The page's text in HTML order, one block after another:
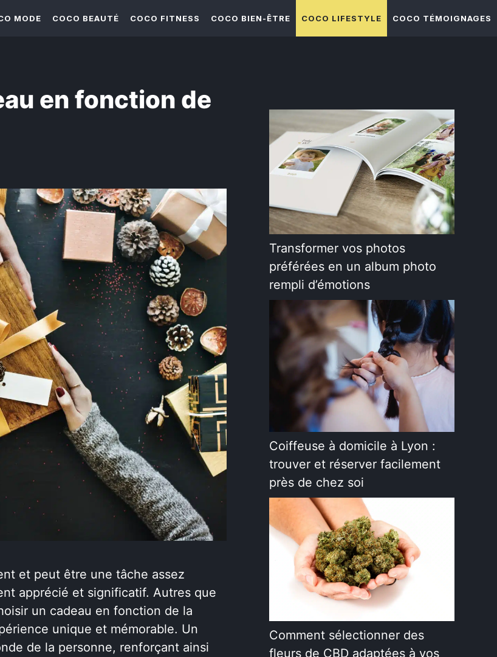
MODE COCO BEAUTÉ COCO FITNESS COCO BIEN-ÊTRE COCO LIFESTYLE COCO TÉMOIGNAGES
en fonction de
et peut être une tâche assez
apprécié et significatif. Autres que
un cadeau en fonction de la
unique et mémorable. Un
de la personne, renforçant ainsi
Transformer vos photos
préférées en un album photo
rempli d’émotions
Coiffeuse à domicile à Lyon :
trouver et réserver facilement
près de chez soi
Comment sélectionner des
fleurs de CBD adaptées à vos